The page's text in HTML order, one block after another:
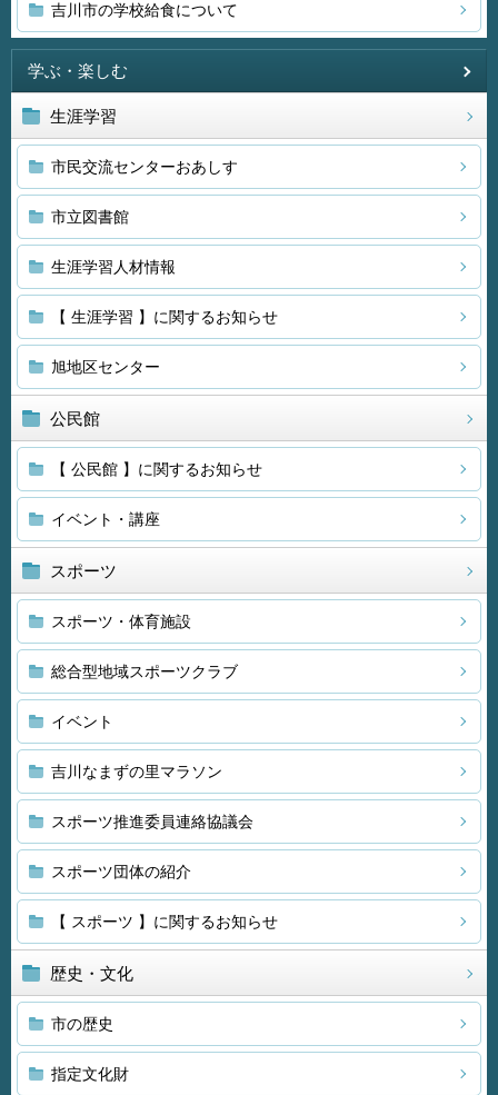
吉川市の学校給食について
学ぶ・楽しむ
生涯学習
市民交流センターおあしす
市立図書館
生涯学習人材情報
【 生涯学習 】に関するお知らせ
旭地区センター
公民館
【 公民館 】に関するお知らせ
イベント・講座
スポーツ
スポーツ・体育施設
総合型地域スポーツクラブ
イベント
吉川なまずの里マラソン
スポーツ推進委員連絡協議会
スポーツ団体の紹介
【 スポーツ 】に関するお知らせ
歴史・文化
市の歴史
指定文化財